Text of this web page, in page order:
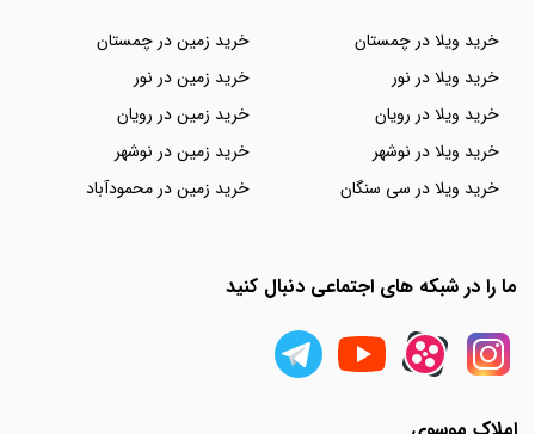
خرید ویلا در چمستان
خرید ویلا در نور
خرید ویلا در رویان
خرید ویلا در نوشهر
خرید ویلا در سی سنگان
خرید زمین در چمستان
خرید زمین در نور
خرید زمین در رویان
خرید زمین در نوشهر
خرید زمین در محمودآباد
ما را در شبکه های اجتماعی دنبال کنید